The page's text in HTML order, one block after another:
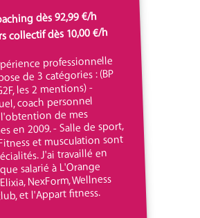
dès 92,99 €/h
collectif dès 10,00 €/h
professionnelle
de 3 catégories : (BP
les 2 mentions) -
coach personnel
de mes
en 2009. - Salle de sport,
et musculation sont
J'ai travaillé en
salarié à L'Orange
NexForm, Wellness
et l'Appart fitness.